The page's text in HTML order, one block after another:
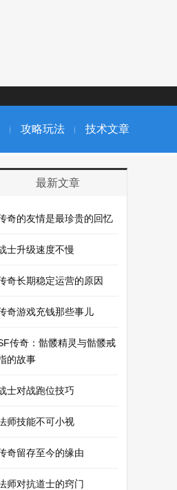
攻略玩法 技术文章
最新文章
奇的友情是最珍贵的回忆
士升级速度不慢
奇长期稳定运营的原因
奇游戏充钱那些事儿
传奇：骷髅精灵与骷髅戒
的故事
士对战跑位技巧
师技能不可小视
奇留存至今的缘由
师对抗道士的窍门